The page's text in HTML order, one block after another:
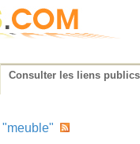
Consulter les liens publics
"meuble"